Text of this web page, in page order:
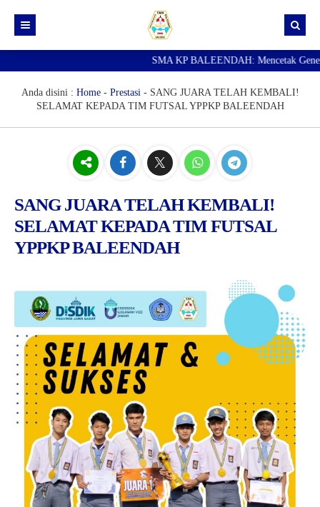
Berita
SNBP
SMA KP BALEENDAH: Mencetak
Anda disini : Home- Prestasi- SANG JUARA TELAH KEMBALI!
SELAMAT KEPADA TIM FUTSAL YPPKP BALEENDAH
SANG JUARA TELAH KEMBALI!
SELAMAT KEPADA TIM FUTSAL
YPPKP BALEENDAH